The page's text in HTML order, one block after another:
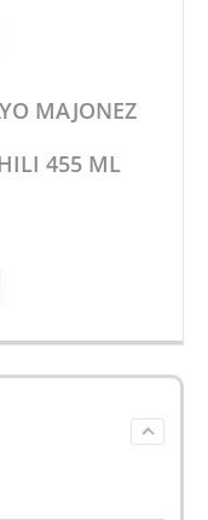
MAJONEZ
455 ML